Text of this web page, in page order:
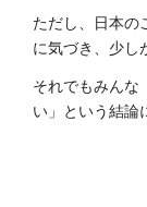
ただし、日本の
に気づき、少し
それでもみんな
い」という結論